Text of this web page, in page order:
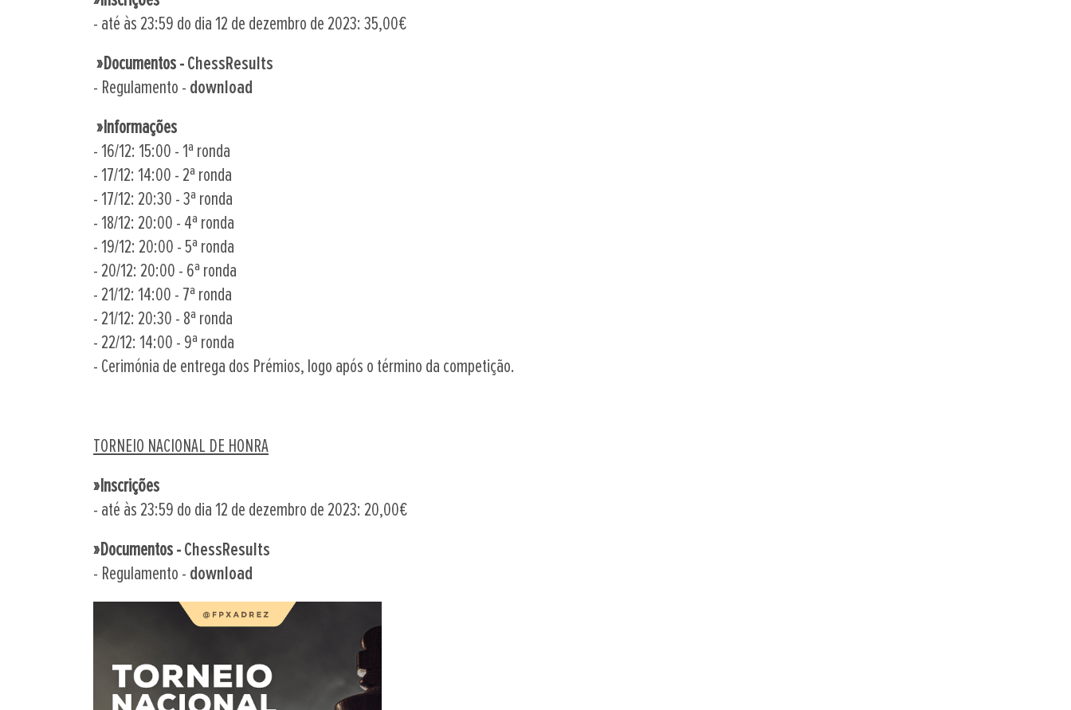
- até às 23:59 do dia 12 de dezembro de 2023: 35,00€
»Documentos - ChessResults
- Regulamento - download
»Informações
- 16/12: 15:00 - 1ª ronda
- 17/12: 14:00 - 2ª ronda
- 17/12: 20:30 - 3ª ronda
- 18/12: 20:00 - 4ª ronda
- 19/12: 20:00 - 5ª ronda
- 20/12: 20:00 - 6ª ronda
- 21/12: 14:00 - 7ª ronda
- 21/12: 20:30 - 8ª ronda
- 22/12: 14:00 - 9ª ronda
- Cerimónia de entrega dos Prémios, logo após o término da competição.
TORNEIO NACIONAL DE HONRA
»Inscrições
- até às 23:59 do dia 12 de dezembro de 2023: 20,00€
»Documentos - ChessResults
- Regulamento - download